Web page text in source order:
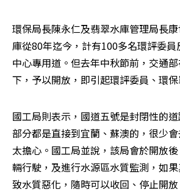
環保局長陳永仁及翡翠水庫管理局長
庫從80年迄今，計有100多名環評委
中心專用道。但去年中秋節前，交通
下，予以開放，即引起環評委員、環
國工局則表示，國道五號是封閉性的
部分都是直接到宜蘭、蘇澳的，很少
太擔心。國工局並說，該局會於開放
輛行駛，及進行水源區水質監測，如
致水質惡化，隨時可以收回、停止開放